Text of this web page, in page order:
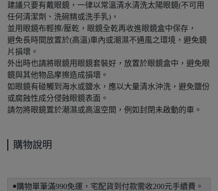
建議只要有戴眼鏡，一律以常溫清水清洗太陽眼鏡(不可用
任何清潔劑、洗碗精或洗手乳)，
並用眼鏡布輕擦/壓乾，眼鏡全乾再收進眼鏡盒中保存，
避免長時間放置於(高溫)車內或潮濕不通風之環境，避免鏡
片損壞。
外出時也請將眼鏡用眼鏡套裝好，放置於眼鏡盒中，避免眼
鏡與其他物品摩擦造成損壞。
如眼鏡有碰觸到海水或鹽水，應以大量清水沖洗，避免鹽份
或腐蝕性成分侵蝕眼鏡表面。
請勿將眼鏡置於潮濕或高溫空間，例如封閉未啟動的車。
購物說明
￭購物單筆滿990免運，宅配貨到付款需收200元手續費。